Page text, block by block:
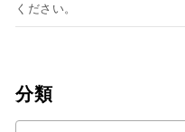
ください。
分類